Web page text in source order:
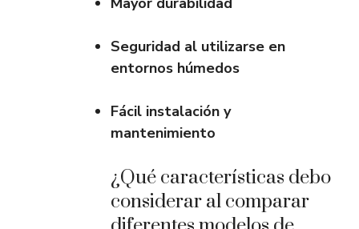
Seguridad al utilizarse en
entornos húmedos
Fácil instalación y
mantenimiento
¿Qué características debo
considerar al comparar